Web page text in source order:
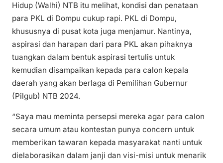
Hidup (Walhi) NTB itu melihat, kondisi dan penataan
para PKL di Dompu cukup rapi. PKL di Dompu,
khususnya di pusat kota juga menjamur. Nantinya,
aspirasi dan harapan dari para PKL akan pihaknya
tuangkan dalam bentuk aspirasi tertulis untuk
kemudian disampaikan kepada para calon kepala
daerah yang akan berlaga di Pemilihan Gubernur
(Pilgub) NTB 2024.
“Saya mau meminta persepsi mereka agar para calon
secara umum atau kontestan punya concern untuk
memberikan tawaran kepada masyarakat nanti untuk
dielaborasikan dalam janji dan visi-misi untuk menarik